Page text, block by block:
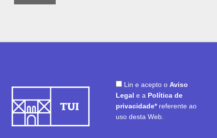
Lin e acepto o Aviso
Legal e a Política de
privacidade* referente ao
uso desta Web.